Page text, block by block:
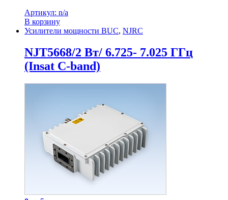
Артикул: n/a
В корзину
Усилители мощности BUC, NJRC
NJT5668/2 Вт/ 6.725- 7.025 ГГц
(Insat C-band)